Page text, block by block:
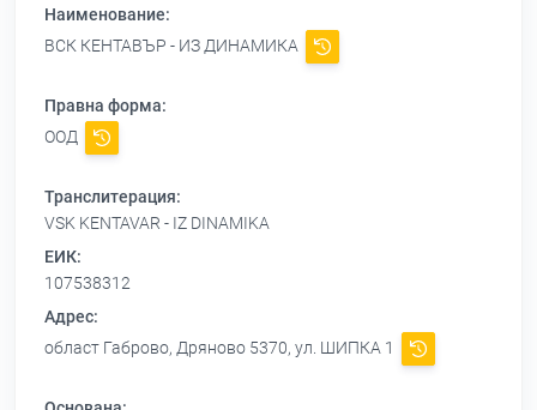
Наименование:
ВСК КЕНТАВЪР - ИЗ ДИНАМИКА
Правна форма:
ООД
Транслитерация:
VSK KENTAVAR - IZ DINAMIKA
ЕИК:
107538312
Адрес:
област Габрово, Дряново 5370, ул. ШИПКА 1